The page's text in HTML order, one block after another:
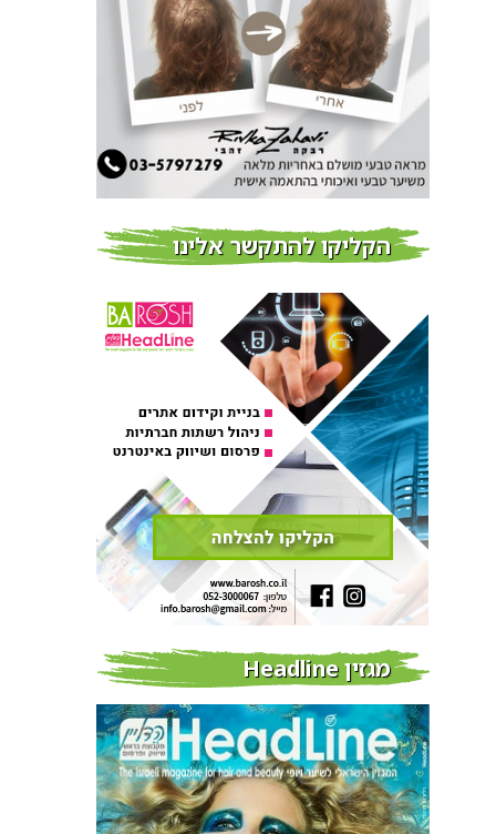
צמידי שיער – המומחים
לצמידי שיער ברמת השרון
חדשות
שיער מבוססי גוג’י ברי
חדש על המדף
Fibroseal Professional
הדרכה מוצלח נוסף
אירועים בארץ
הקליקו להתקשר אלינו
מגזין Headline